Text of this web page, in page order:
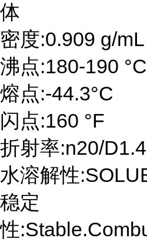
体
密度:0.909 g/
沸点:180-190
熔点:-44.3°C
闪点:160 °F
折射率:n20/
水溶解性
稳定
性